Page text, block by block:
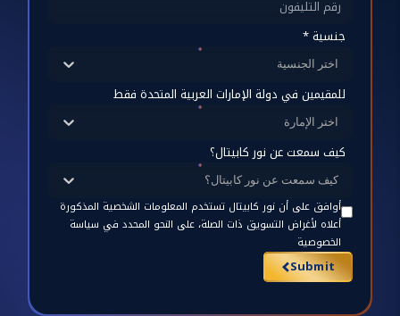
جنسية *
اختر الجنسية
للمقيمين في دولة الإمارات العربية المتحدة فقط
اختر الإمارة
كيف سمعت عن نور كابيتال؟
كيف سمعت عن نور كابيتال؟
أوافق على أن نور كابيتال تستخدم المعلومات الشخصية المذكورة
أعلاه لأغراض التسويق ذات الصلة، على النحو المحدد في سياسة
الخصوصية
Submit